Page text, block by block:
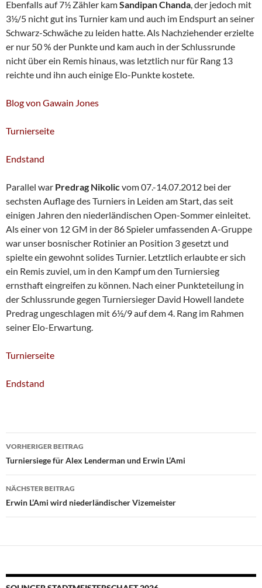
Ebenfalls auf 7½ Zähler kamSandipan Chanda, der jedoch mit
3½/5 nicht gut ins Turnier kam und auch im Endspurt an seiner
Schwarz-Schwäche zu leiden hatte. Als Nachziehender erzielte
er nur 50 % der Punkte und kam auch in der Schlussrunde
nicht über ein Remis hinaus, was letztlich nur für Rang 13
reichte und ihn auch einige Elo-Punkte kostete.
Blog von Gawain Jones
Turnierseite
Endstand
Parallel war Predrag Nikolicvom 07.-14.07.2012 bei der
sechsten Auflage des Turniers in Leiden am Start, das seit
einigen Jahren den niederländischen Open-Sommer einleitet.
Als einer von 12 GM in der 86 Spieler umfassenden A-Gruppe
war unser bosnischer Rotinier an Position 3 gesetzt und
spielte ein gewohnt solides Turnier. Letztlich erlaubte er sich
ein Remis zuviel, um in den Kampf um den Turniersieg
ernsthaft eingreifen zu können. Nach einer Punkteteilung in
der Schlussrunde gegen Turniersieger David Howell landete
Predrag ungeschlagen mit 6½/9 auf dem 4. Rang im Rahmen
seiner Elo-Erwartung.
Turnierseite
Endstand
Beitragsnavigation
VORHERIGER BEITRAG
Turniersiege für Alex Lenderman und Erwin L’Ami
NÄCHSTER BEITRAG
Erwin L’Ami wird niederländischer Vizemeister